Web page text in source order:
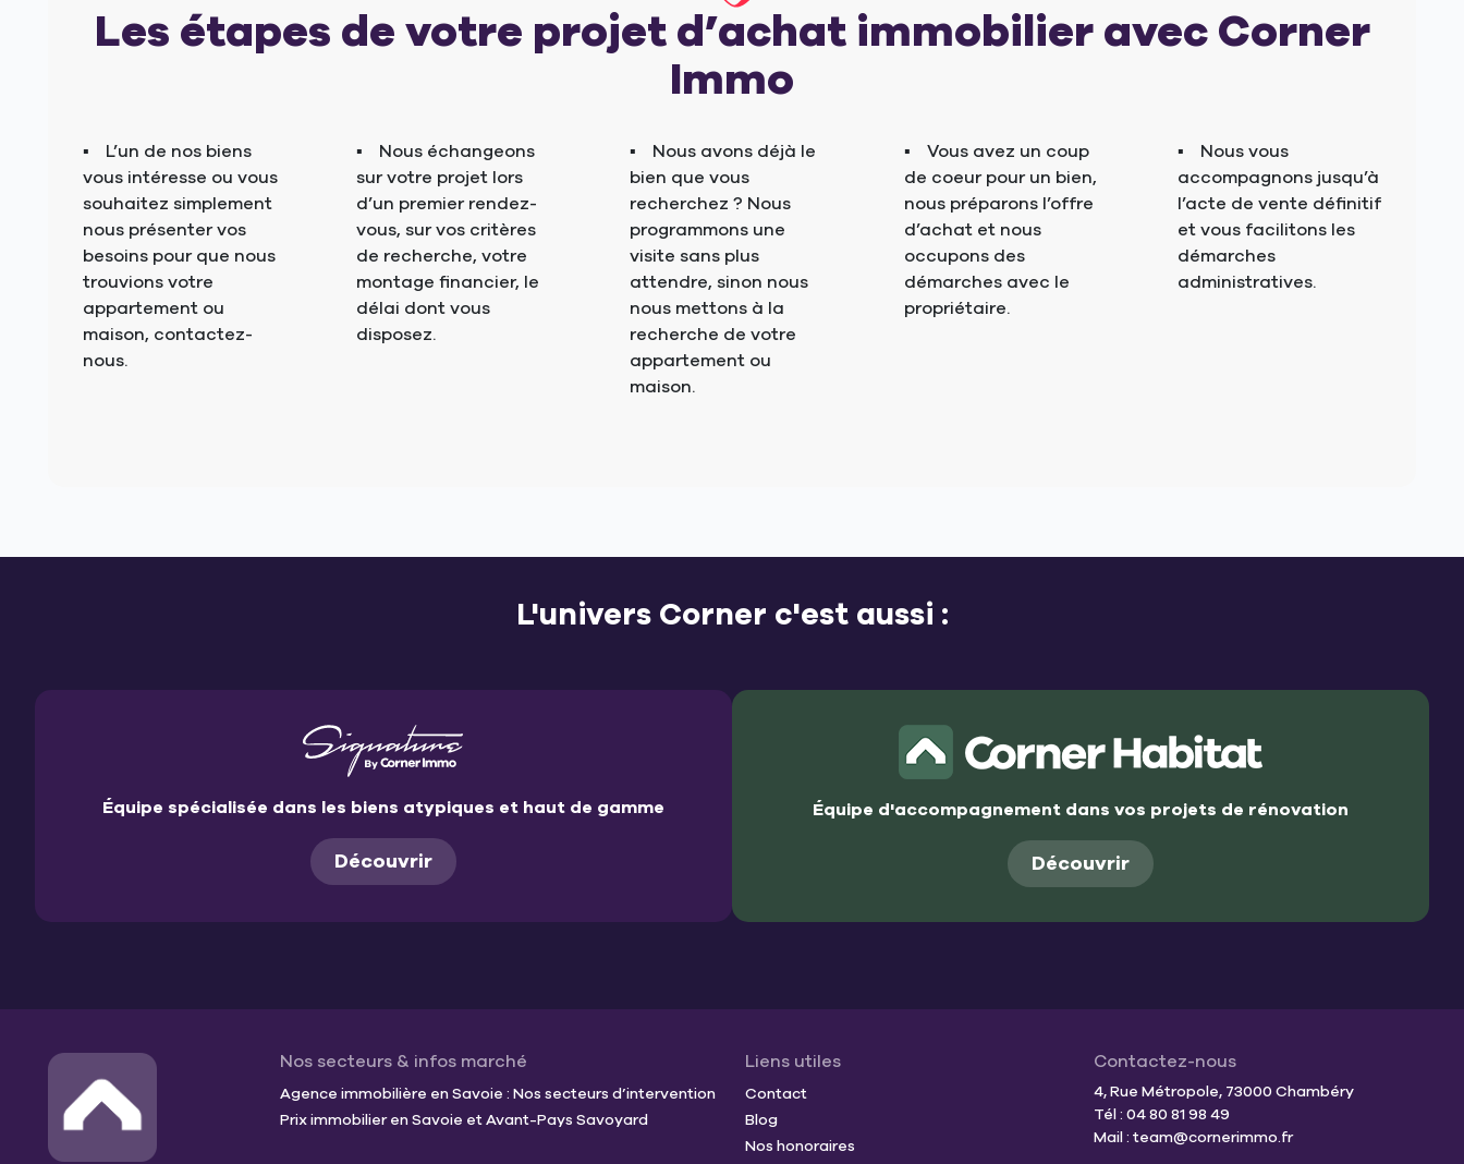
Les étapes de votre projet d’achat immobilier avec Corner
Immo
L’un de nos biens
vous intéresse ou vous
souhaitez simplement
nous présenter vos
besoins pour que nous
trouvions votre
appartement ou
maison, contactez-
nous.
Nous échangeons
sur votre projet lors
d’un premier rendez-
vous, sur vos critères
de recherche, votre
montage financier, le
délai dont vous
disposez.
Nous avons déjà le
bien que vous
recherchez ? Nous
programmons une
visite sans plus
attendre, sinon nous
nous mettons à la
recherche de votre
appartement ou
maison.
Vous avez un coup
de coeur pour un bien,
nous préparons l’offre
d’achat et nous
occupons des
démarches avec le
propriétaire.
Nous vous
accompagnons jusqu’à
l’acte de vente définitif
et vous facilitons les
démarches
administratives.
L'univers Corner c'est aussi :
Équipe spécialisée dans les biens atypiques et haut de gamme
Découvrir
Équipe d'accompagnement dans vos projets de rénovation
Découvrir
Nos secteurs & infos marché
Agence immobilière en Savoie : Nos secteurs d’intervention
Prix immobilier en Savoie et Avant-Pays Savoyard
Liens utiles
Contact
Blog
Nos honoraires
Contactez-nous
4, Rue Métropole, 73000 Chambéry
Tél : 04 80 81 98 49
Mail : team@cornerimmo.fr